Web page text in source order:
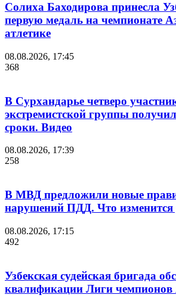
Солиха Баходирова принесла
первую медаль на чемпионате
атлетике
08.08.2026, 17:45
368
В Сурхандарье четверо
экстремистской группы
сроки. Видео
08.08.2026, 17:39
258
В МВД предложили новые
нарушений ПДД. Что изменится
08.08.2026, 17:15
492
Узбекская судейская бригада
квалификации Лиги чемпионов